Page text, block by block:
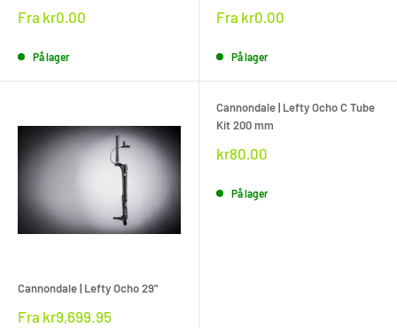
Rabat
Fra kr0.00
På lager
Rabat
Fra kr0.00
På lager
Cannondale | Lefty Ocho 29"
Rabat
Fra kr9,699.95
Cannondale | Lefty Ocho C Tube
Kit 200 mm
Rabat
kr80.00
På lager